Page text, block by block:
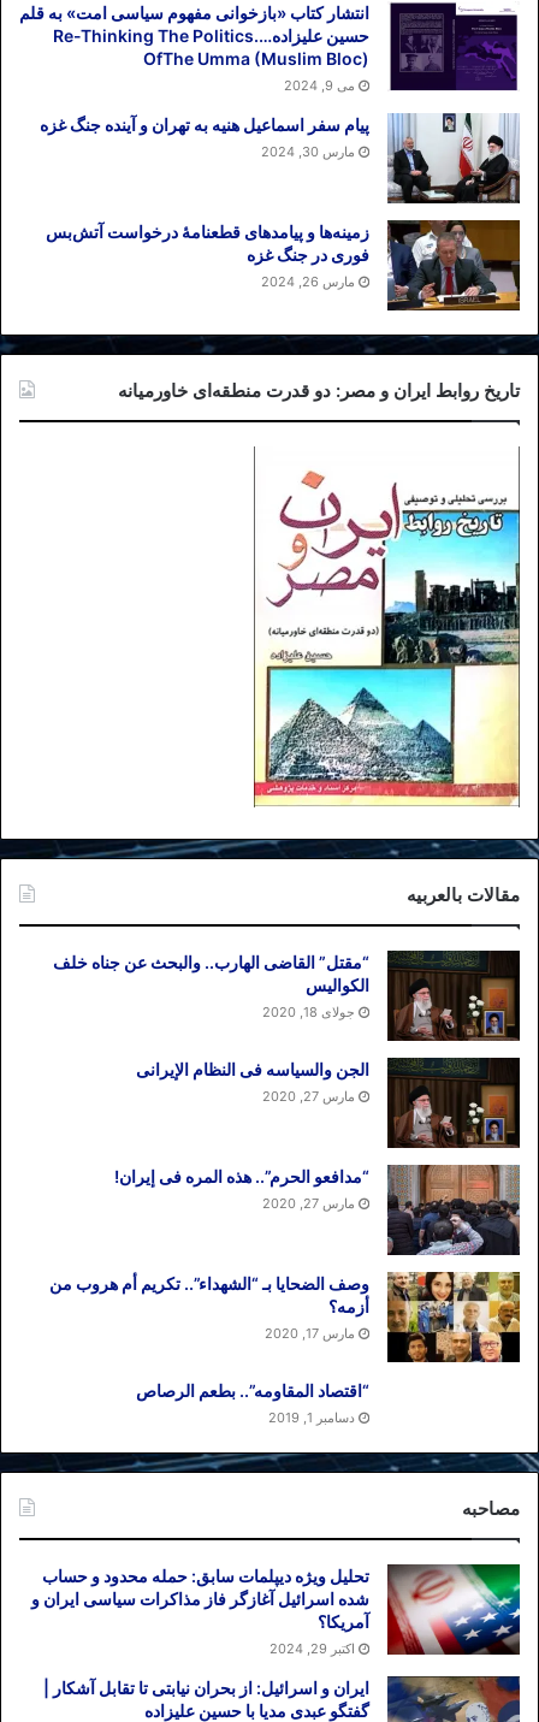
انتشار کتاب «بازخوانی مفهوم سیاسی امت» به قلم
حسین علیزاده….Re-Thinking The Politics
OfThe Umma (Muslim Bloc)
می 9, 2024
پیام سفر اسماعیل هنیه به تهران و آینده جنگ غزه
مارس 30, 2024
زمینه‌ها و پیامدهای قطعنامهٔ درخواست آتش‌بس
فوری در جنگ غزه
مارس 26, 2024
تاریخ روابط ایران و مصر: دو قدرت منطقه‌ای خاورمیانه
مقالات بالعربیه
“مقتل” القاضی الهارب.. والبحث عن جناه خلف
الکوالیس
جولای 18, 2020
الجن والسیاسه فی النظام اﻹیرانی
مارس 27, 2020
“مدافعو الحرم”.. هذه المره فی إیران!
مارس 27, 2020
وصف الضحایا بـ “الشهداء”.. تکریم أم هروب من
أزمه؟
مارس 17, 2020
“اقتصاد المقاومه”.. بطعم الرصاص
دسامبر 1, 2019
مصاحبه
تحلیل ویژه دیپلمات سابق: حمله محدود و حساب
شده اسرائیل آغازگر فاز مذاکرات سیاسی ایران و
آمریکا؟
اکتبر 29, 2024
ایران و اسرائیل: از بحران نیابتی تا تقابل آشکار |
گفتگو عبدی مدیا با حسین علیزاده